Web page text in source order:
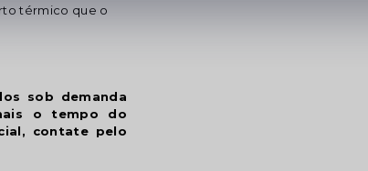
térmico que o
sob demanda
o tempo do
contate pelo